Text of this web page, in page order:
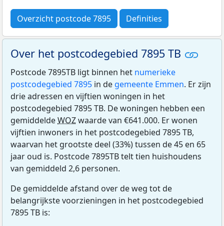
Overzicht postcode 7895 Definities
Over het postcodegebied 7895 TB
Postcode 7895TB ligt binnen het numerieke
postcodegebied 7895 in de gemeente Emmen. Er zijn
drie adressen en vijftien woningen in het
postcodegebied 7895 TB. De woningen hebben een
gemiddeldeWOZwaarde van €641.000. Er wonen
vijftien inwoners in het postcodegebied 7895 TB,
waarvan het grootste deel (33%) tussen de 45 en 65
jaar oud is. Postcode 7895TB telt tien huishoudens
van gemiddeld 2,6 personen.
De gemiddelde afstand over de weg tot de
belangrijkste voorzieningen in het postcodegebied
7895 TB is: